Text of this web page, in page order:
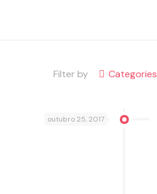
Filter by Categories
outubro 25, 2017